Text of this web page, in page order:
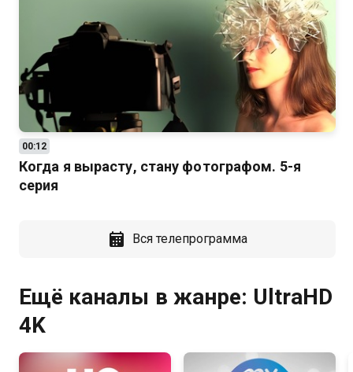
00:12
Когда я вырасту, стану фотографом. 5-я
серия
Вся телепрограмма
Ещё каналы в жанре: UltraHD
4K